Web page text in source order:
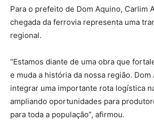
Para o prefeito de Dom Aquino, Carlim
chegada da ferrovia representa uma
regional.
“Estamos diante de uma obra que
e muda a história da nossa região. Dom
integrar uma importante rota logística
ampliando oportunidades para
para toda a população”, afirmou.